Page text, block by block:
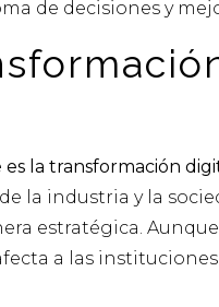
de decisiones y
la transformación
la industria y la
estratégica.
a las